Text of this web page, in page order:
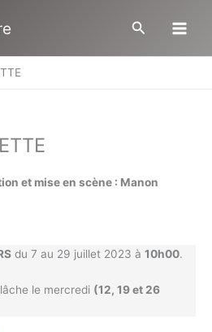
Rechercher
et mise en scène : Manon
du 7 au 29 juillet 2023 à 10h00.
le mercredi (12, 19 et 26